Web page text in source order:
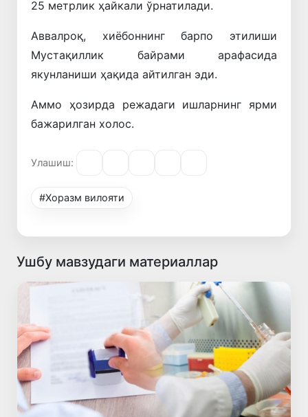
25 метрлик ҳайкали ўрнатилади.
Аввалроқ, хиёбоннинг барпо этилиши
Мустақиллик байрами арафасида
якунланиши ҳақида айтилган эди.
Аммо ҳозирда режадаги ишларнинг ярми
бажарилган холос.
Улашиш:
#Хорaзм вилояти
Ушбу мавзудаги материаллар